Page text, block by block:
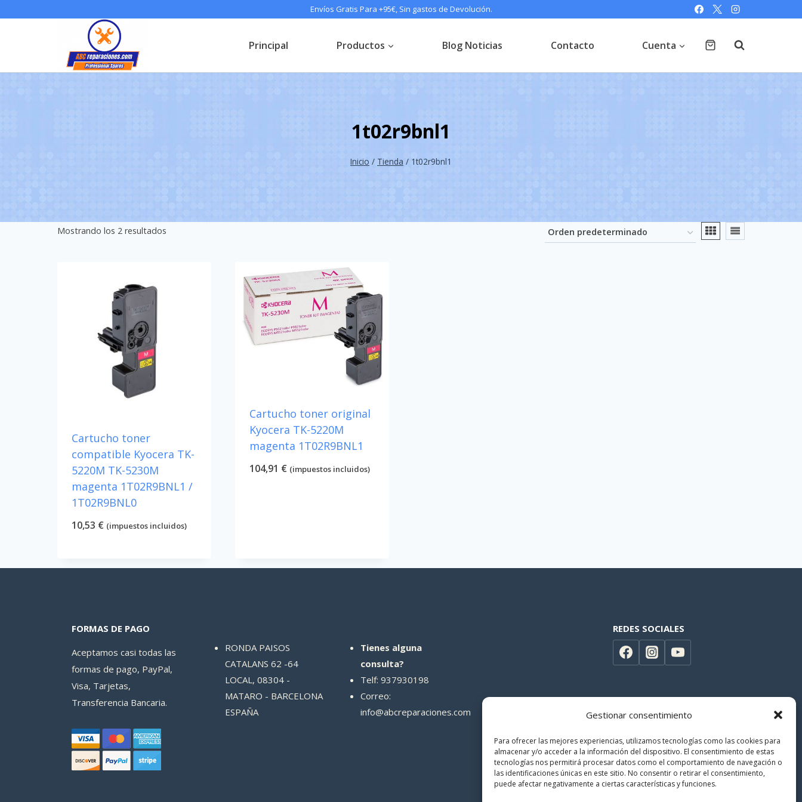
Gestionar consentimiento
Para ofrecer las mejores experiencias, utilizamos tecnologías como las cookies para
almacenar y/o acceder a la información del dispositivo. El consentimiento de estas
tecnologías nos permitirá procesar datos como el comportamiento de navegación o
las identificaciones únicas en este sitio. No consentir o retirar el consentimiento,
puede afectar negativamente a ciertas características y funciones.
Envíos Gratis Para +95€, Sin gastos de Devolución.
Principal Productos Blog Noticias Contacto Cuenta
1t02r9bnl1
Inicio / Tienda / 1t02r9bnl1
Mostrando los 2 resultados
Cartucho toner
compatible Kyocera TK-
5220M TK-5230M
magenta 1T02R9BNL1 /
1T02R9BNL0
10,53 € (impuestos incluidos)
Cartucho toner original
Kyocera TK-5220M
magenta 1T02R9BNL1
104,91 € (impuestos incluidos)
FORMAS DE PAGO
Aceptamos casi todas las
formas de pago, PayPal,
Visa, Tarjetas,
Transferencia Bancaria.
RONDA PAISOS
CATALANS 62 -64
LOCAL, 08304 -
MATARO - BARCELONA
ESPAÑA
Tienes alguna
consulta?
Telf: 937930198
Correo:
info@abcreparaciones.com
REDES SOCIALES